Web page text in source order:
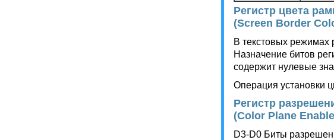
Регистр цвета
(Screen Border
В текстовых режимах
Назначение битов
содержит нулевые
Операция установки
Регистр
(Color Plane
D3-D0 Биты